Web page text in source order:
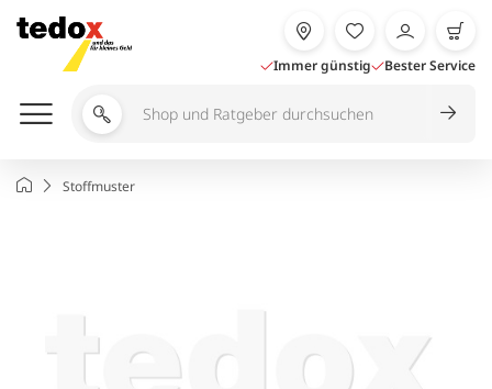
Inhalt
springen
Immer günstig Bester Service
Shop
Ratgeber
StartseiteStoffmuster